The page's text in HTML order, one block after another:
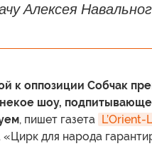
Алексея
к оппозиции Собчак
шоу,
, пишет газета L’Orient-
для народа